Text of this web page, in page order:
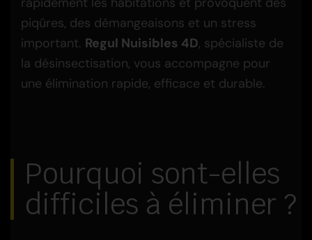
piqûres, des démangeaisons et un stress
important. Regul Nuisibles 4D, spécialiste de
la désinsectisation, vous accompagne pour
une élimination rapide, efficace et durable.
Pourquoi sont-elles
difficiles à éliminer ?